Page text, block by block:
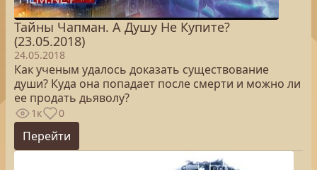
Тайны Чапман. А Душу Не Купите?
(23.05.2018)
24.05.2018
Как ученым удалось доказать существование
души? Куда она попадает после смерти и можно ли
ее продать дьяволу?
1к 0
Перейти